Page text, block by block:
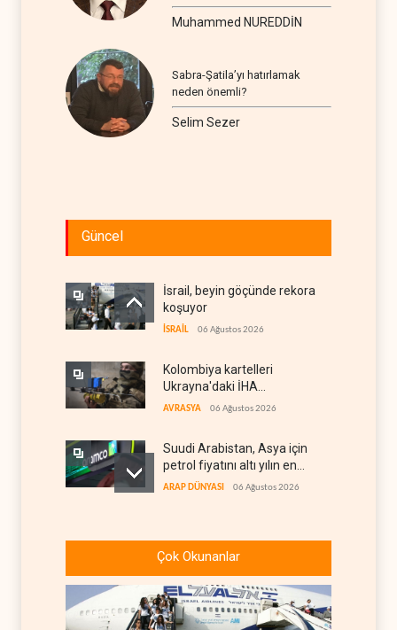
seyir
Muhammed NUREDDİN
Sabra-Şatila’yı hatırlamak
neden önemli?
Selim Sezer
Güncel
İsrail, beyin göçünde rekora
koşuyor
İSRAİL 06 Ağustos 2026
Kolombiya kartelleri
Ukrayna'daki İHA
teknolojisinin peşine düştü
AVRASYA 06 Ağustos 2026
Suudi Arabistan, Asya için
petrol fiyatını altı yılın en
düşüğüne indirdi
ARAP DÜNYASI 06 Ağustos 2026
yeni güvenlik hattına
dönüştürüyor
Colani, Hizbullah ile silah
bırakma diyaloğu için kanal
Çok Okunanlar